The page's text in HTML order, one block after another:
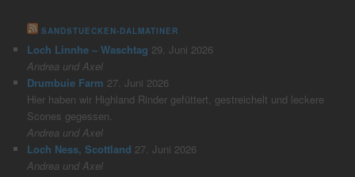
SANDSTUECKEN-DALMATINER
Loch Linnhe – Waschtag 29. Juni 2026
Andrea und Axel
Drumbuie Farm 27. Juni 2026
Hier haben wir Highland Rinder gefüttert, gestreichelt und leckere
Scones gegessen.
Andrea und Axel
Loch Ness, Scottland 27. Juni 2026
Andrea und Axel